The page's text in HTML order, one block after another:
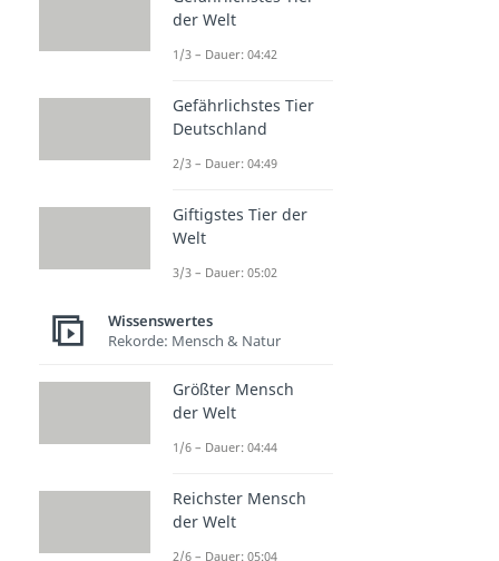
der Welt
1/3 – Dauer: 04:42
Gefährlichstes Tier
Deutschland
2/3 – Dauer: 04:49
Giftigstes Tier der
Welt
3/3 – Dauer: 05:02
Wissenswertes
Rekorde: Mensch & Natur
Größter Mensch
der Welt
1/6 – Dauer: 04:44
Reichster Mensch
der Welt
2/6 – Dauer: 05:04